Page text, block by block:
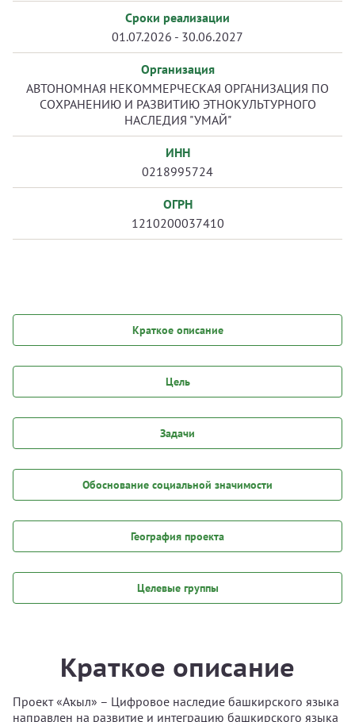
Сроки реализации
01.07.2026 - 30.06.2027
Организация
АВТОНОМНАЯ НЕКОММЕРЧЕСКАЯ ОРГАНИЗАЦИЯ ПО
СОХРАНЕНИЮ И РАЗВИТИЮ ЭТНОКУЛЬТУРНОГО
НАСЛЕДИЯ "УМАЙ"
ИНН
0218995724
ОГРН
1210200037410
Краткое описание
Цель
Задачи
Обоснование социальной значимости
География проекта
Целевые группы
Краткое описание
Проект «Аҡыл» – Цифровое наследие башкирского языка
направлен на развитие и интеграцию башкирского языка